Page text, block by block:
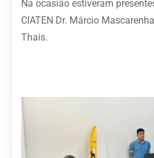
Na ocasião estiveram
CIATEN Dr. Márcio
Thais.